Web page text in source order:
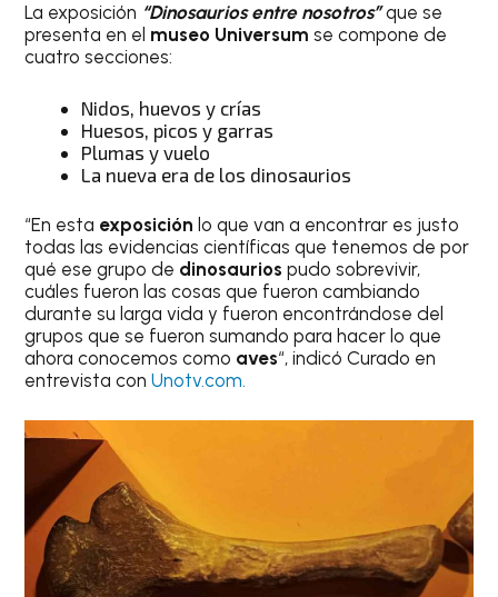
La exposición “Dinosaurios entre nosotros”que se
presenta en el museo Universumse compone de
cuatro secciones:
Nidos, huevos y crías
Huesos, picos y garras
Plumas y vuelo
La nueva era de los dinosaurios
“En esta exposición lo que van a encontrar es justo
todas las evidencias científicas que tenemos de por
qué ese grupo de dinosauriospudo sobrevivir,
cuáles fueron las cosas que fueron cambiando
durante su larga vida y fueron encontrándose del
grupos que se fueron sumando para hacer lo que
ahora conocemos como aves“, indicó Curado en
entrevista conUnotv.com.